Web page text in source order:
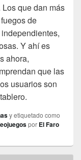
que dan más
de
Y ahí es
ahora,
que las
usuarios son
y etiquetado como
por El Faro